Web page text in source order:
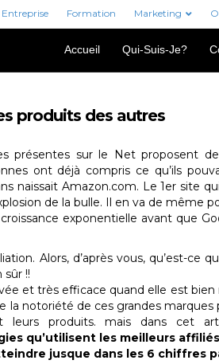
Entreprise Formation Marketing
Accueil Qui-Suis-Je?
produits des autres
présentes sur le Net proposent
ont déjà compris ce qu’ils
naissait Amazon.com. Le 1er site
de la bulle. Il en va de même
exponentielle avant que
Alors, d’après vous, qu’est-ce
sûr !!
et très efficace quand elle est bien
notoriété de ces grandes marques
leurs produits. mais dans cet
qu’utilisent les meilleurs
jusque dans les 6 chiffres